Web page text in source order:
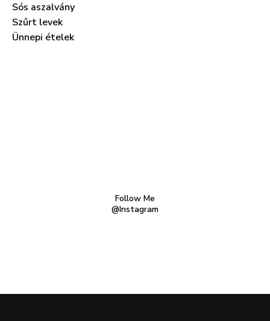
Sós aszalvány
Szűrt levek
Ünnepi ételek
Follow Me
@Instagram